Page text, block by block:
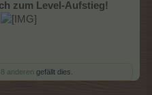
zum Level-Aufstieg!
8 anderen gefällt dies.